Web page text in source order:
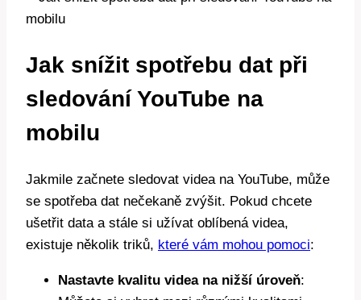
Jak snížit spotřebu dat při
sledování YouTube na
mobilu
Jakmile začnete sledovat videa na YouTube, může
se spotřeba dat nečekaně zvýšit. Pokud chcete
ušetřit data a stále si užívat oblíbená videa,
existuje několik triků, které vám mohou pomoci:
Nastavte kvalitu videa na nižší úroveň: